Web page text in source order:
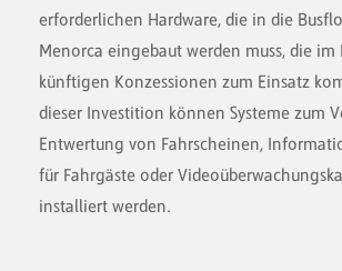
erforderlichen Hardware, die in die
Menorca eingebaut werden muss, die im
künftigen Konzessionen zum Einsatz
dieser Investition können Systeme zum
Entwertung von Fahrscheinen,
für Fahrgäste oder
installiert werden.